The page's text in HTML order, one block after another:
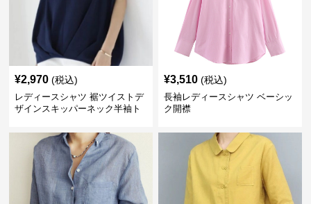
¥2,970 (税込)
レディースシャツ 裾ツイストデ
ザインスキッパーネック半袖ト
¥3,510 (税込)
長袖レディースシャツ ベーシッ
ク開襟